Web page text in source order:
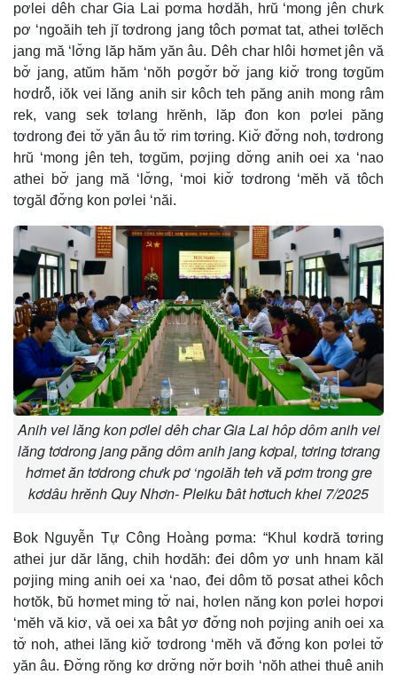
pơlei dêh char Gia Lai pơma hơdăh, hrŭ ‘mong jên chưk
pơ ‘ngoăih teh jĭ tơdrong jang tôch pơmat tat, athei tơlĕch
jang mă ‘lơ̆ng lăp hăm yăn âu. Dêh char hlôi hơmet jên vă
bơ̆ jang, atŭm hăm ‘nŏh pơgơ̆r bơ̆ jang kiơ̆ trong tơgŭm
hơdrô̆, iŏk vei lăng anih sir kôch teh păng anih mong râm
rek, vang sek tơlang hrĕnh, lăp đon kon pơlei păng
tơdrong đei tơ̆ yăn âu tơ̆ rim tơring. Kiơ̆ đơ̆ng noh, tơdrong
hrŭ ‘mong jên teh, tơgŭm, pơjing dơ̆ng anih oei xa ‘nao
athei bơ̆ jang mă ‘lơ̆ng, ‘moi kiơ̆ tơdrong ‘mĕh vă tôch
tơgăl đơ̆ng kon pơlei ‘năi.
Anih vei lăng kon pơlei dêh char Gia Lai hôp dôm anih vei
lăng tơdrong jang păng dôm anih jang kơpal, tơring tơrang
hơmet ăn tơdrong chưk pơ ‘ngoiăh teh vă pơm trong gre
kơdâu hrĕnh Quy Nhơn- Pleiku ƀât hơtuch khei 7/2025
Ƀok Nguyễn Tự Công Hoàng pơma: “Khul kơdră tơring
athei jur dăr lăng, chih hơdăh: đei dôm yơ unh hnam kăl
pơjing ming anih oei xa ‘nao, đei dôm tŏ pơsat athei kôch
hơtŏk, ƀŭ hơmet ming tơ̆ nai, hơlen năng kon pơlei hơpơi
‘mĕh vă kiơ, vă oei xa ƀât yơ đơ̆ng noh pơjing anih oei xa
tơ̆ noh, athei lăng kiơ̆ tơdrong ‘mĕh vă đơ̆ng kon pơlei tơ̆
yăn âu. Đơ̆ng rŏng kơ drơ̆ng nơ̆r bơih ‘nŏh athei thuê anih